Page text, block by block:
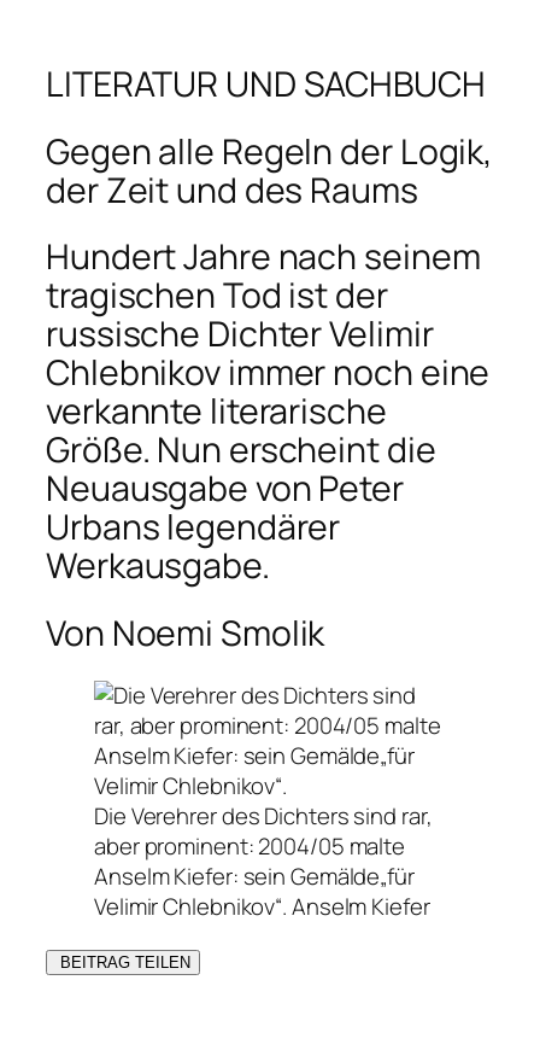
LITERATUR UND SACHBUCH
Gegen alle Regeln der Logik,
der Zeit und des Raums
Hundert Jahre nach seinem
tragischen Tod ist der
russische Dichter Velimir
Chlebnikov immer noch eine
verkannte literarische
Größe. Nun erscheint die
Neuausgabe von Peter
Urbans legendärer
Werkausgabe.
Von Noemi Smolik
Die Verehrer des Dichters sind rar,
aber prominent: 2004/05 malte
Anselm Kiefer: sein Gemälde„für
Velimir Chlebnikov“.Anselm Kiefer
BEITRAG TEILEN